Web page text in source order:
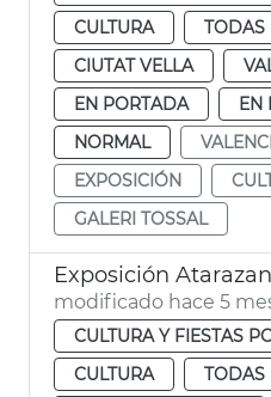
CULTURA
TODAS
CIUTAT VELLA
EN PORTADA
EN
NORMAL
EXPOSICIÓN
GALERI TOSSAL
Exposición
modificado hace 5
CULTURA Y FIESTAS
CULTURA
TODAS